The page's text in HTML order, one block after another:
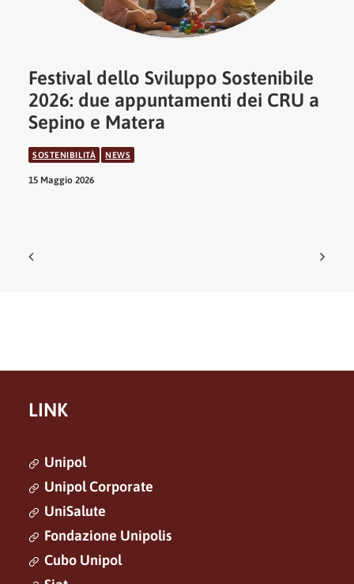
Festival dello Sviluppo Sostenibile
2026: due appuntamenti dei CRU a
Sepino e Matera
SOSTENIBILITÀ NEWS
15 Maggio 2026
LINK
Unipol
Unipol Corporate
UniSalute
Fondazione Unipolis
Cubo Unipol